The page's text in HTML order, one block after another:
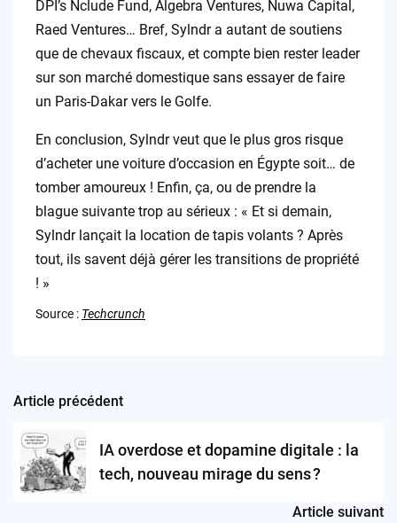
DPI’s Nclude Fund, Algebra Ventures, Nuwa Capital,
Raed Ventures… Bref, Sylndr a autant de soutiens
que de chevaux fiscaux, et compte bien rester leader
sur son marché domestique sans essayer de faire
un Paris-Dakar vers le Golfe.
En conclusion, Sylndr veut que le plus gros risque
d’acheter une voiture d’occasion en Égypte soit… de
tomber amoureux ! Enfin, ça, ou de prendre la
blague suivante trop au sérieux : « Et si demain,
Sylndr lançait la location de tapis volants ? Après
tout, ils savent déjà gérer les transitions de propriété
! »
Source : Techcrunch
Post
navigation
Article précédent
IA overdose et dopamine digitale : la
tech, nouveau mirage du sens ?
Article suivant